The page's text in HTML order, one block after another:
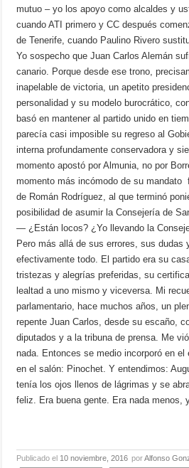
mutuo – yo los apoyo como alcaldes y
cuando ATI primero y CC después
de Tenerife, cuando Paulino Rivero
Yo sospecho que Juan Carlos Alemán
canario. Porque desde ese trono,
inapelable de victoria, un apetito
personalidad y su modelo burocrático,
basó en mantener al partido unido en
parecía casi imposible su regreso al
interna profundamente conservadora y
momento apostó por Almunia, no por
momento más incómodo de su mandato
de Román Rodríguez, al que terminó
posibilidad de asumir la Consejería de
— ¿Están locos? ¿Yo llevando la
Pero más allá de sus errores, sus dudas
efectivamente todo. El partido era su
tristezas y alegrías preferidas, su
lealtad a uno mismo y viceversa. Mi
parlamentario, hace muchos años, un
repente Juan Carlos, desde su escaño,
diputados y a la tribuna de prensa. Me
nada. Entonces se medio incorporó en
en el salón: Pinochet. Y entendimos:
tenía los ojos llenos de lágrimas y se
feliz. Era buena gente. Era nada menos,
Publicado el 10 noviembre, 2016 porAlfonso